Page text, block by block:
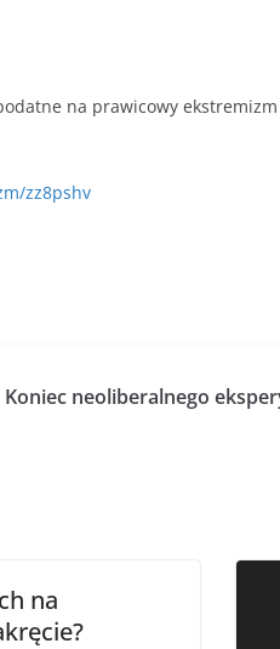
na prawicowy
zz8pshv
Koniec neoliberalnego
na